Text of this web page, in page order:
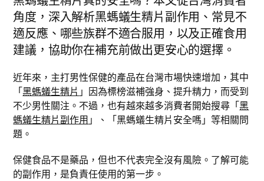
角度，深入解析黑螞蟻生精片副作用、常見不
適反應、哪些族群不適合服用，以及正確食用
建議，協助你在補充前做出更安心的選擇。
近年來，主打男性保健的產品在台灣市場快速增加，其中
「黑螞蟻生精片 」因為標榜滋補強身、提升精力，而受到
不少男性關注。不過，也有越來越多消費者開始搜尋「黑
螞蟻生精片副作用 」、「黑螞蟻生精片安全嗎」等相關問
題。
保健食品不是藥品，但也不代表完全沒有風險。了解可能
的副作用，是負責任使用的第一步。